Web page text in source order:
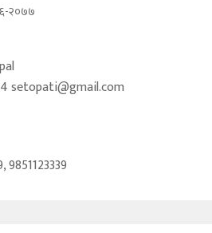
२०७७
setopati@gmail.com
9851123339